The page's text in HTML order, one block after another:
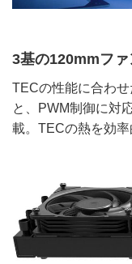
3基の120mmフ
TECの性能に合わ
と、PWM制御に対
載。TECの熱を効率